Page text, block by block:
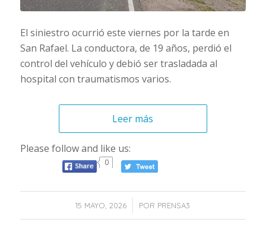
El siniestro ocurrió este viernes por la tarde en
San Rafael. La conductora, de 19 años, perdió el
control del vehículo y debió ser trasladada al
hospital con traumatismos varios.
Leer más
Please follow and like us:
0
15 MAYO, 2026
/ POR PRENSA3